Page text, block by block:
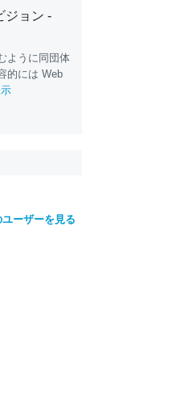
ジョン -
ように同団体
的には Web
ーザーを見る